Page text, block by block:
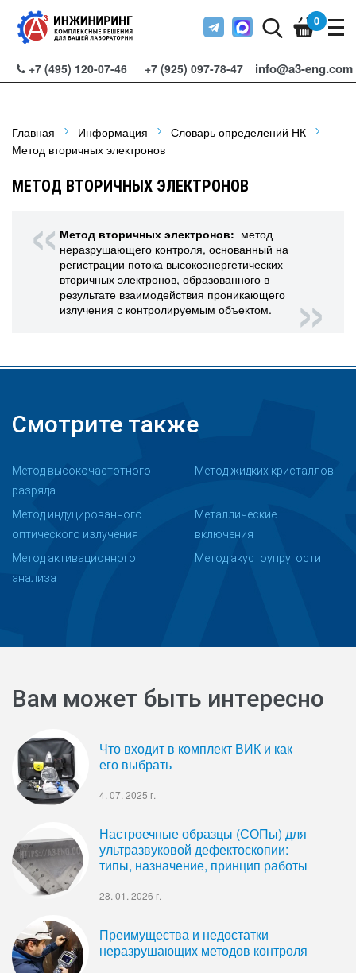
+7 (495) 120-07-46 +7 (925) 097-78-47 info@a3-eng.com
0
Главная Информация
Словарь определений НК
Метод вторичных электронов
МЕТОД ВТОРИЧНЫХ ЭЛЕКТРОНОВ
Метод вторичных электронов: метод
неразрушающего контроля, основанный на
регистрации потока высокоэнергетических
вторичных электронов, образованного в
результате взаимодействия проникающего
излучения с контролируемым объектом.
Смотрите также
Метод высокочастотного
разряда
Метод жидких кристаллов
Метод индуцированного
оптического излучения
Металлические
включения
Метод активационного
анализа
Метод акустоупругости
Вам может быть интересно
Что входит в комплект ВИК и как
его выбрать
4. 07. 2025 г.
Настроечные образцы (СОПы) для
ультразвуковой дефектоскопии:
типы, назначение, принцип работы
28. 01. 2026 г.
Преимущества и недостатки
неразрушающих методов контроля